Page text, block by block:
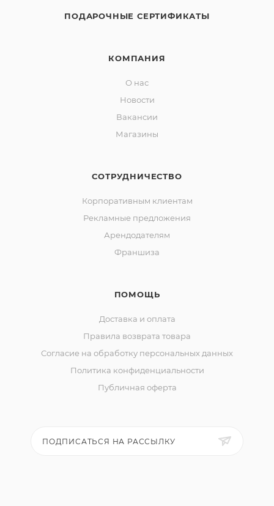
ПОДАРОЧНЫЕ СЕРТИФИКАТЫ
КОМПАНИЯ
О нас
Новости
Вакансии
Магазины
СОТРУДНИЧЕСТВО
Корпоративным клиентам
Рекламные предложения
Арендодателям
Франшиза
ПОМОЩЬ
Доставка и оплата
Правила возврата товара
Согласие на обработку персональных данных
Политика конфиденциальности
Публичная оферта
ПОДПИСАТЬСЯ НА РАССЫЛКУ